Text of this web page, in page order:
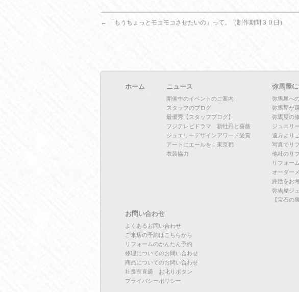
← 「もうちょっとモコモコさせたいの」って。（制作期間３０日）
ホーム ニュース
開催中のイベントのご案内
スタッフのブログ
最優秀【スタッフブログ】
フジテレビドラマ 新牡丹と薔薇
ジュエリーデザインアワード受賞
アートにエールを！東京都
衣装協力
弥馬屋
弥馬屋へ
弥馬屋が
弥馬屋の
ジュエリ
遠方より
写真でリ
他社のリ
リフォー
オーダー
終活をお
弥馬屋ジ
【宝石の
お問い合わせ
よくあるお問い合わせ
ご来店の予約はこちらから
リフォームのかんたん予約
修理についてのお問い合わせ
商品についてのお問い合わせ
社長室直通 お叱りボタン
プライバシーポリシー